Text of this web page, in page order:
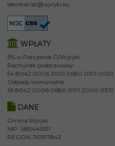
sekretariat@wyryki.eu
WPŁATY
BS w Parczewie O/Wyryki
Rachunek podstawowy:
54 8042 0006 2001 0680 0101 0001
Odpady komunalne:
65 8042 0006 0680 0101 2000 0310
DANE
Gmina Wyryki
NIP: 5651445591
REGON: 110197842